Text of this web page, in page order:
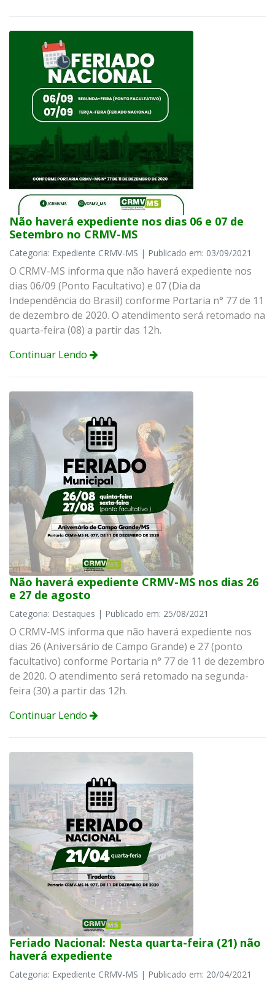
Não haverá expediente nos dias 06 e 07 de
Setembro no CRMV-MS
Categoria: Expediente CRMV-MS | Publicado em: 03/09/2021
O CRMV-MS informa que não haverá expediente nos
dias 06/09 (Ponto Facultativo) e 07 (Dia da
Independência do Brasil) conforme Portaria n° 77 de 11
de dezembro de 2020. O atendimento será retomado na
quarta-feira (08) a partir das 12h.
Continuar Lendo
Não haverá expediente CRMV-MS nos dias 26
e 27 de agosto
Categoria: Destaques | Publicado em: 25/08/2021
O CRMV-MS informa que não haverá expediente nos
dias 26 (Aniversário de Campo Grande) e 27 (ponto
facultativo) conforme Portaria n° 77 de 11 de dezembro
de 2020. O atendimento será retomado na segunda-
feira (30) a partir das 12h.
Continuar Lendo
Feriado Nacional: Nesta quarta-feira (21) não
haverá expediente
Categoria: Expediente CRMV-MS | Publicado em: 20/04/2021